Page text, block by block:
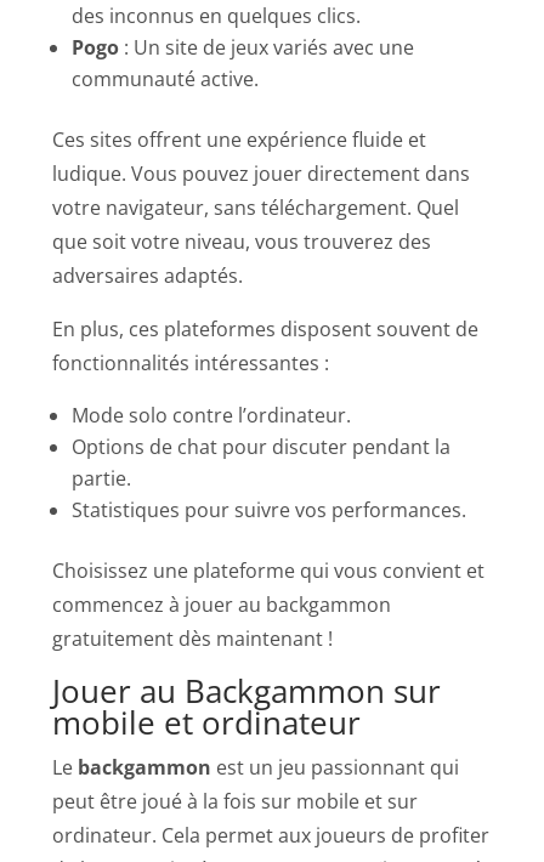
des inconnus en quelques clics.
Pogo : Un site de jeux variés avec une
communauté active.
Ces sites offrent une expérience fluide et
ludique. Vous pouvez jouer directement dans
votre navigateur, sans téléchargement. Quel
que soit votre niveau, vous trouverez des
adversaires adaptés.
En plus, ces plateformes disposent souvent de
fonctionnalités intéressantes :
Mode solo contre l’ordinateur.
Options de chat pour discuter pendant la
partie.
Statistiques pour suivre vos performances.
Choisissez une plateforme qui vous convient et
commencez à jouer au backgammon
gratuitement dès maintenant !
Jouer au Backgammon sur
mobile et ordinateur
Le backgammon est un jeu passionnant qui
peut être joué à la fois sur mobile et sur
ordinateur. Cela permet aux joueurs de profiter